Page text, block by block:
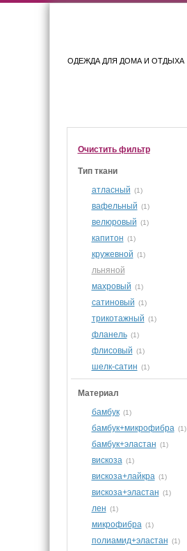
ОДЕЖДА ДЛЯ ДОМА И ОТДЫХА
Очистить фильтр
Тип ткани
атласный (1)
вафельный (1)
велюровый (1)
капитон (1)
кружевной (1)
льняной
махровый (1)
сатиновый (1)
трикотажный (1)
фланель (1)
флисовый (1)
шелк-сатин (1)
Материал
бамбук (1)
бамбук+микрофибра (1)
бамбук+эластан (1)
вискоза (1)
вискоза+лайкра (1)
вискоза+эластан (1)
лен (1)
микрофибра (1)
полиамид+эластан (1)